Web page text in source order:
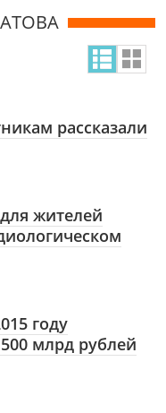
рассказали
жителей
году
млрд рублей